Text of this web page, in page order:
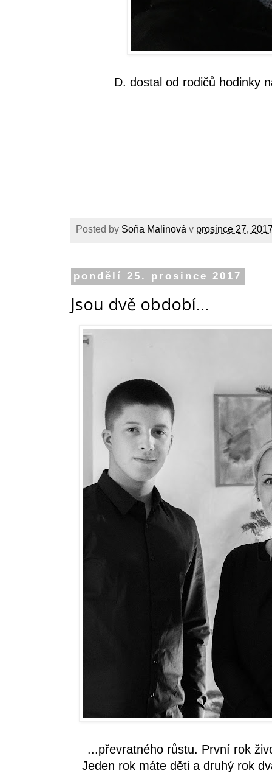
D. dostal od rodičů hodinky
Posted by Soňa Malinová v prosince 27,
pondělí 25. prosince 2017
Jsou dvě období...
...převratného růstu. První rok
Jeden rok máte děti a druhý rok